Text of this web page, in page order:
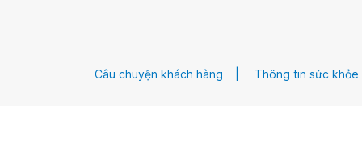
Câu chuyện khách hàng Thông tin sức khỏe